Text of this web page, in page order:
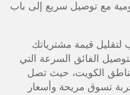
مع توصيل سريع إلى باب
لتقليل قيمة مشترياتك
الفائق السرعة التي
الكويت، حيث تصل
تسوق مريحة وأسعار